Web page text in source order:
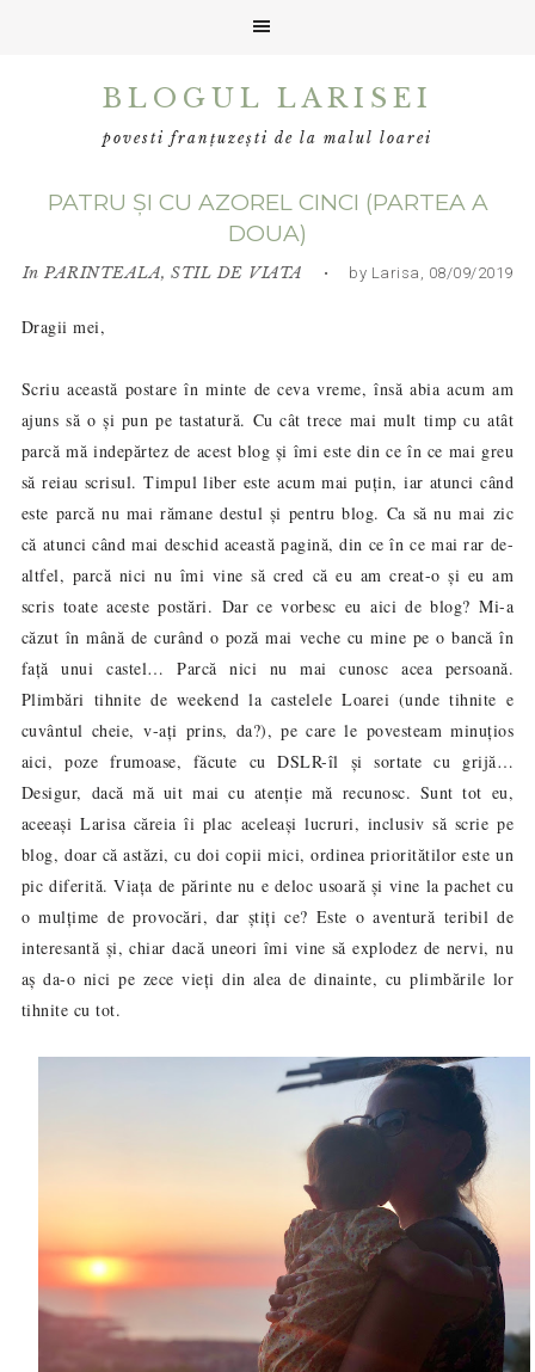
BLOGUL LARISEI
povesti franțuzești de la malul loarei
PATRU ȘI CU AZOREL CINCI (PARTEA A
DOUA)
In PARINTEALA, STIL DE VIATA • by Larisa, 08/09/2019
Dragii mei,
Scriu această postare în minte de ceva vreme, însă abia acum am
ajuns să o și pun pe tastatură. Cu cât trece mai mult timp cu atât
parcă mă indepărtez de acest blog și îmi este din ce în ce mai greu
să reiau scrisul. Timpul liber este acum mai puțin, iar atunci când
este parcă nu mai rămane destul și pentru blog. Ca să nu mai zic
că atunci când mai deschid această pagină, din ce în ce mai rar de-
altfel, parcă nici nu îmi vine să cred că eu am creat-o și eu am
scris toate aceste postări. Dar ce vorbesc eu aici de blog? Mi-a
căzut în mână de curând o poză mai veche cu mine pe o bancă în
față unui castel… Parcă nici nu mai cunosc acea persoană.
Plimbări tihnite de weekend la castelele Loarei (unde tihnite e
cuvântul cheie, v-ați prins, da?), pe care le povesteam minuțios
aici, poze frumoase, făcute cu DSLR-îl și sortate cu grijă…
Desigur, dacă mă uit mai cu atenție mă recunosc. Sunt tot eu,
aceeași Larisa căreia îi plac aceleași lucruri, inclusiv să scrie pe
blog, doar că astăzi, cu doi copii mici, ordinea prioritătilor este un
pic diferită. Viața de părinte nu e deloc usoară și vine la pachet cu
o mulțime de provocări, dar știți ce? Este o aventură teribil de
interesantă și, chiar dacă uneori îmi vine să explodez de nervi, nu
aș da-o nici pe zece vieți din alea de dinainte, cu plimbările lor
tihnite cu tot.